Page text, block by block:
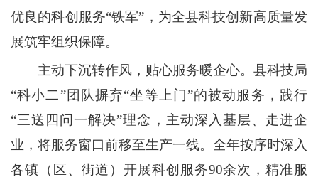
优良的科创服务“铁军”，为全县科技创新高质量发
展筑牢组织保障。
主动下沉转作风，贴心服务暖企心。县科技局
“科小二”团队摒弃“坐等上门”的被动服务，践行
“三送四问一解决”理念，主动深入基层、走进企
业，将服务窗口前移至生产一线。全年按序时深入
各镇（区、街道）开展科创服务90余次，精准服